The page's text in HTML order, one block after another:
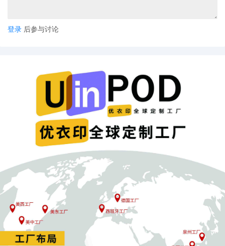
登录 后参与讨论